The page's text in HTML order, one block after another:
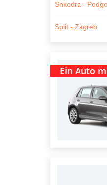
Shkodra -
Split - Zagreb
Ein Auto